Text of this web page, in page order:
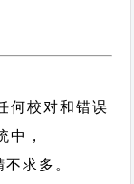
何校对和错误
中，
不求多。